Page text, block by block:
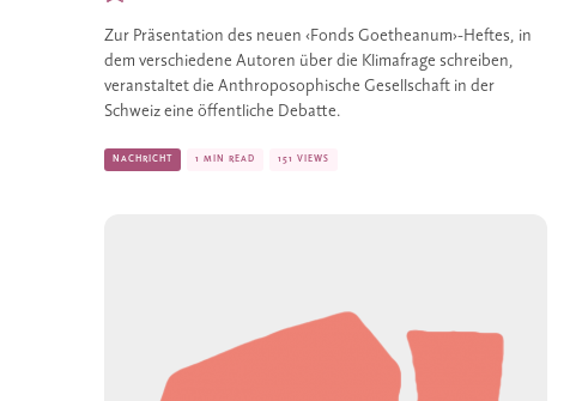
Zur Präsentation des neuen ‹Fonds Goetheanum›-Heftes, in
dem verschiedene Autoren über die Klimafrage schreiben,
veranstaltet die Anthroposophische Gesellschaft in der
Schweiz eine öffentliche Debatte.
NACHRICHT 1 MIN READ 151 VIEWS